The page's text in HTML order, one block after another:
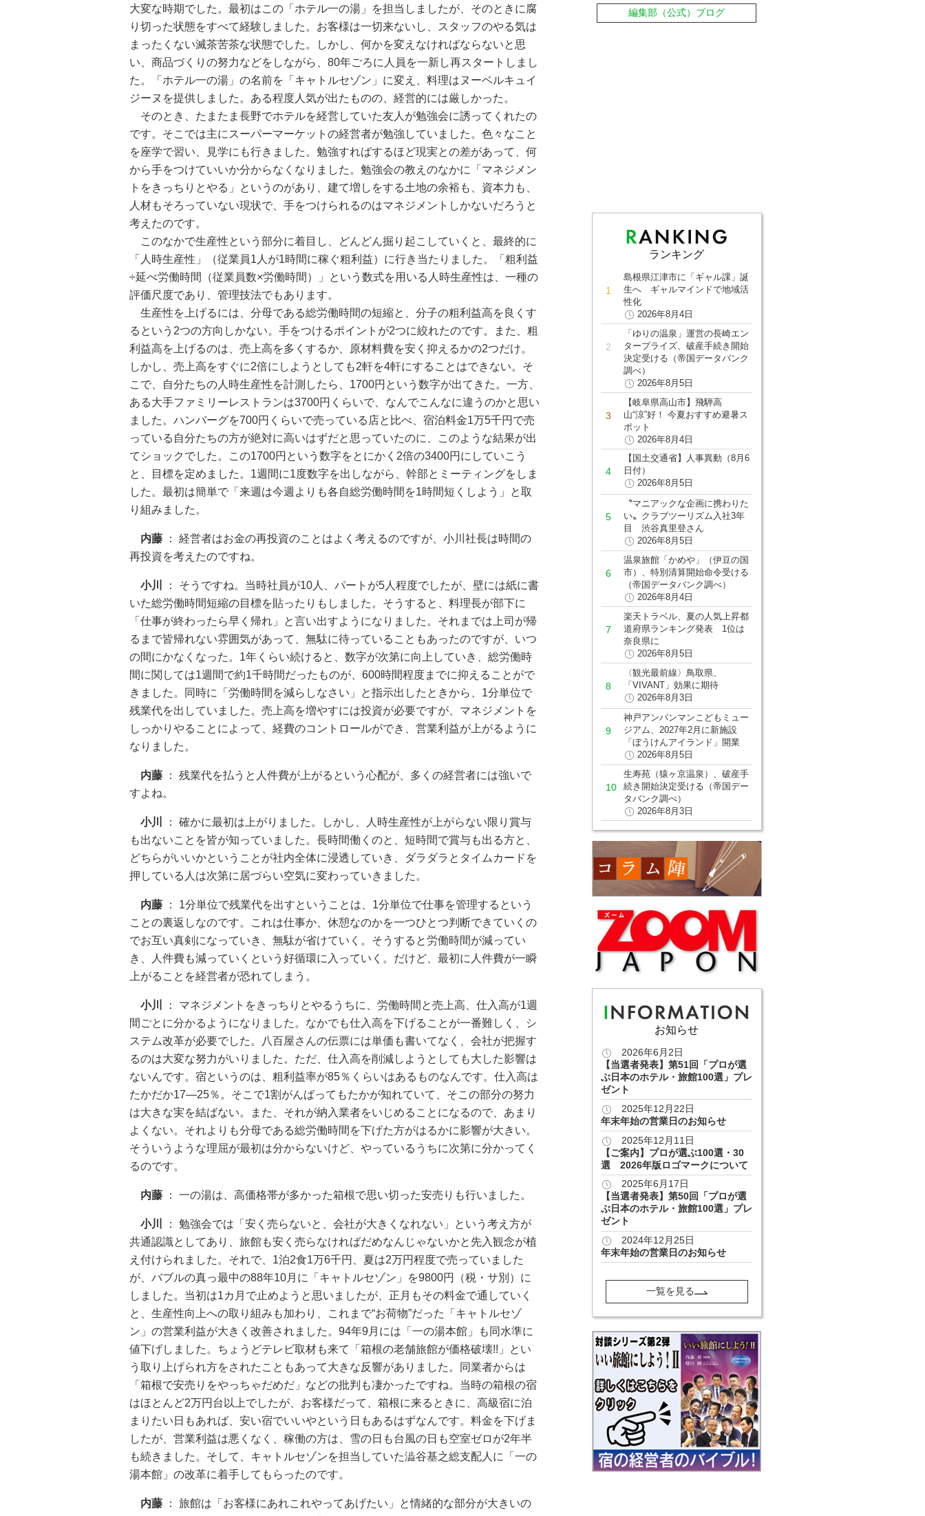
大変な時期でした。最初はこの「ホテル一の湯」を担当しましたが、そのときに腐
り切った状態をすべて経験しました。お客様は一切来ないし、スタッフのやる気は
まったくない滅茶苦茶な状態でした。しかし、何かを変えなければならないと思
い、商品づくりの努力などをしながら、80年ごろに人員を一新し再スタートしまし
た。「ホテル一の湯」の名前を「キャトルセゾン」に変え、料理はヌーベルキュイ
ジーヌを提供しました。ある程度人気が出たものの、経営的には厳しかった。
そのとき、たまたま長野でホテルを経営していた友人が勉強会に誘ってくれたの
です。そこでは主にスーパーマーケットの経営者が勉強していました。色々なこと
を座学で習い、見学にも行きました。勉強すればするほど現実との差があって、何
から手をつけていいか分からなくなりました。勉強会の教えのなかに「マネジメン
トをきっちりとやる」というのがあり、建て増しをする土地の余裕も、資本力も、
人材もそろっていない現状で、手をつけられるのはマネジメントしかないだろうと
考えたのです。
このなかで生産性という部分に着目し、どんどん掘り起こしていくと、最終的に
「人時生産性」（従業員1人が1時間に稼ぐ粗利益）に行き当たりました。「粗利益
÷延べ労働時間（従業員数×労働時間）」という数式を用いる人時生産性は、一種の
評価尺度であり、管理技法でもあります。
生産性を上げるには、分母である総労働時間の短縮と、分子の粗利益高を良くす
るという2つの方向しかない。手をつけるポイントが2つに絞れたのです。また、粗
利益高を上げるのは、売上高を多くするか、原材料費を安く抑えるかの2つだけ。
しかし、売上高をすぐに2倍にしようとしても2軒を4軒にすることはできない。そ
こで、自分たちの人時生産性を計測したら、1700円という数字が出てきた。一方、
ある大手ファミリーレストランは3700円くらいで、なんでこんなに違うのかと思い
ました。ハンバーグを700円くらいで売っている店と比べ、宿泊料金1万5千円で売
っている自分たちの方が絶対に高いはずだと思っていたのに、このような結果が出
てショックでした。この1700円という数字をとにかく2倍の3400円にしていこう
と、目標を定めました。1週間に1度数字を出しながら、幹部とミーティングをしま
した。最初は簡単で「来週は今週よりも各自総労働時間を1時間短くしよう」と取
り組みました。
内藤 ： 経営者はお金の再投資のことはよく考えるのですが、小川社長は時間の
再投資を考えたのですね。
小川
： そうですね。当時社員が10人、パートが5人程度でしたが、壁には紙に書
いた総労働時間短縮の目標を貼ったりもしました。そうすると、料理長が部下に
「仕事が終わったら早く帰れ」と言い出すようになりました。それまでは上司が帰
るまで皆帰れない雰囲気があって、無駄に待っていることもあったのですが、いつ
の間にかなくなった。1年くらい続けると、数字が次第に向上していき、総労働時
間に関しては1週間で約1千時間だったものが、600時間程度までに抑えることがで
きました。同時に「労働時間を減らしなさい」と指示出したときから、1分単位で
残業代を出していました。売上高を増やすには投資が必要ですが、マネジメントを
しっかりやることによって、経費のコントロールができ、営業利益が上がるように
なりました。
内藤 ： 残業代を払うと人件費が上がるという心配が、多くの経営者には強いで
すよね。
小川
： 確かに最初は上がりました。しかし、人時生産性が上がらない限り賞与
も出ないことを皆が知っていました。長時間働くのと、短時間で賞与も出る方と、
どちらがいいかということが社内全体に浸透していき、ダラダラとタイムカードを
押している人は次第に居づらい空気に変わっていきました。
内藤 ： 1分単位で残業代を出すということは、1分単位で仕事を管理するという
ことの裏返しなのです。これは仕事か、休憩なのかを一つひとつ判断できていくの
でお互い真剣になっていき、無駄が省けていく。そうすると労働時間が減ってい
き、人件費も減っていくという好循環に入っていく。だけど、最初に人件費が一瞬
上がることを経営者が恐れてしまう。
小川
： マネジメントをきっちりとやるうちに、労働時間と売上高、仕入高が1週
間ごとに分かるようになりました。なかでも仕入高を下げることが一番難しく、シ
ステム改革が必要でした。八百屋さんの伝票には単価も書いてなく、会社が把握す
るのは大変な努力がいりました。ただ、仕入高を削減しようとしても大した影響は
ないんです。宿というのは、粗利益率が85％くらいはあるものなんです。仕入高は
たかだか17―25％。そこで1割がんばってもたかが知れていて、そこの部分の努力
は大きな実を結ばない。また、それが納入業者をいじめることになるので、あまり
よくない。それよりも分母である総労働時間を下げた方がはるかに影響が大きい。
そういうような理屈が最初は分からないけど、やっているうちに次第に分かってく
るのです。
内藤 ： 一の湯は、高価格帯が多かった箱根で思い切った安売りも行いました。
小川
： 勉強会では「安く売らないと、会社が大きくなれない」という考え方が
共通認識としてあり、旅館も安く売らなければだめなんじゃないかと先入観念が植
え付けられました。それで、1泊2食1万6千円、夏は2万円程度で売っていました
が、バブルの真っ最中の88年10月に「キャトルセゾン」を9800円（税・サ別）に
しました。当初は1カ月で止めようと思いましたが、正月もその料金で通していく
と、生産性向上への取り組みも加わり、これまで“お荷物”だった「キャトルセゾ
ン」の営業利益が大きく改善されました。94年9月には「一の湯本館」も同水準に
値下げしました。ちょうどテレビ取材も来て「箱根の老舗旅館が価格破壊!!」とい
う取り上げられ方をされたこともあって大きな反響がありました。同業者からは
「箱根で安売りをやっちゃだめだ」などの批判も凄かったですね。当時の箱根の宿
はほとんど2万円台以上でしたが、お客様だって、箱根に来るときに、高級宿に泊
まりたい日もあれば、安い宿でいいやという日もあるはずなんです。料金を下げま
したが、営業利益は悪くなく、稼働の方は、雪の日も台風の日も空室ゼロが2年半
も続きました。そして、キャトルセゾンを担当していた澁谷基之総支配人に「一の
湯本館」の改革に着手してもらったのです。
内藤 ： 旅館は「お客様にあれこれやってあげたい」と情緒的な部分が大きいの
編集部（公式）ブログ
ランキング
島根県江津市に「ギャル課」誕
生へ ギャルマインドで地域活
性化
2026年8月4日
「ゆりの温泉」運営の長崎エン
タープライズ、破産手続き開始
決定受ける（帝国データバンク
調べ）
2026年8月5日
【岐阜県高山市】飛騨高
山“涼”好！ 今夏おすすめ避暑ス
ポット
2026年8月4日
【国土交通省】人事異動（8月6
日付）
2026年8月5日
〝マニアックな企画に携わりた
い〟クラブツーリズム入社3年
目 渋谷真里登さん
2026年8月5日
温泉旅館「かめや」（伊豆の国
市）、特別清算開始命令受ける
（帝国データバンク調べ）
2026年8月4日
楽天トラベル、夏の人気上昇都
道府県ランキング発表 1位は
奈良県に
2026年8月5日
〈観光最前線〉鳥取県、
「VIVANT」効果に期待
2026年8月3日
神戸アンパンマンこどもミュー
ジアム、2027年2月に新施設
「ぼうけんアイランド」開業
2026年8月5日
生寿苑（猿ヶ京温泉）、破産手
続き開始決定受ける（帝国デー
タバンク調べ）
2026年8月3日
お知らせ
2026年6月2日
【当選者発表】第51回「プロが選
ぶ日本のホテル・旅館100選」プレ
ゼント
2025年12月22日
年末年始の営業日のお知らせ
2025年12月11日
【ご案内】プロが選ぶ100選・30
選 2026年版ロゴマークについて
2025年6月17日
【当選者発表】第50回「プロが選
ぶ日本のホテル・旅館100選」プレ
ゼント
2024年12月25日
年末年始の営業日のお知らせ
一覧を見る